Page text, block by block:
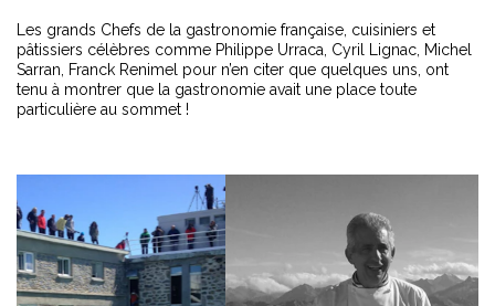
Les grands Chefs de la gastronomie française, cuisiniers et
pâtissiers célèbres comme Philippe Urraca, Cyril Lignac, Michel
Sarran, Franck Renimel pour n’en citer que quelques uns, ont
tenu à montrer que la gastronomie avait une place toute
particulière au sommet !